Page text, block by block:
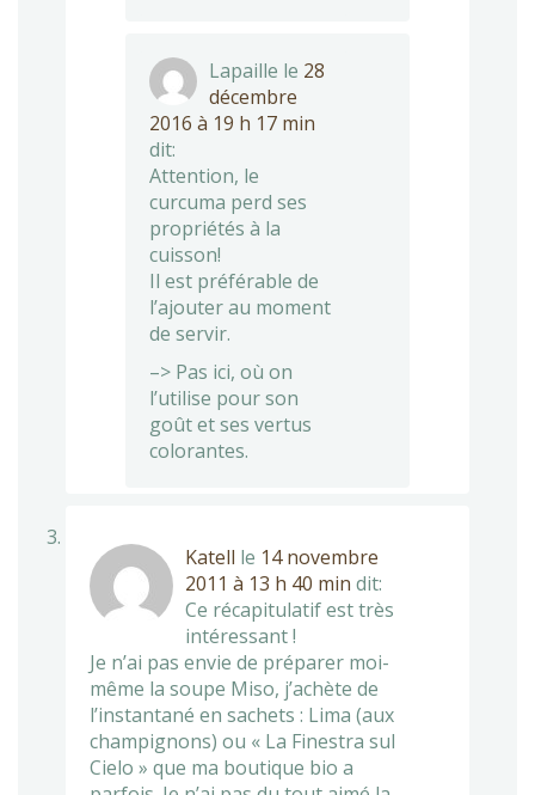
Lapaille le 28
décembre
2016 à 19 h 17 min
dit:
Attention, le
curcuma perd ses
propriétés à la
cuisson!
Il est préférable de
l’ajouter au moment
de servir.
–> Pas ici, où on
l’utilise pour son
goût et ses vertus
colorantes.
Katell le 14 novembre
2011 à 13 h 40 min dit:
Ce récapitulatif est très
intéressant !
Je n’ai pas envie de préparer moi-
même la soupe Miso, j’achète de
l’instantané en sachets : Lima (aux
champignons) ou « La Finestra sul
Cielo » que ma boutique bio a